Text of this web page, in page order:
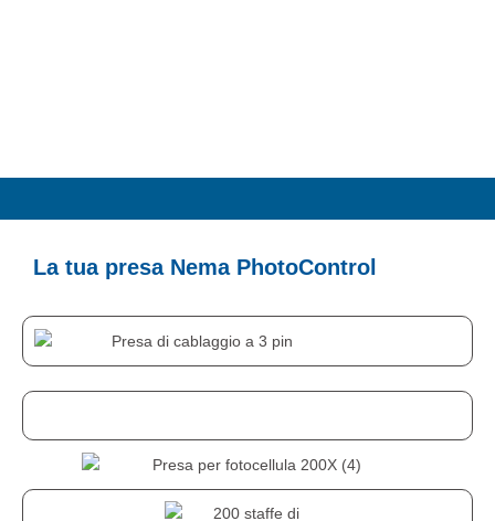
La tua presa Nema PhotoControl